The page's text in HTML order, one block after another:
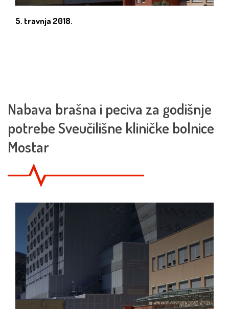
5. travnja 2018.
Nabava brašna i peciva za godišnje
potrebe Sveučilišne kliničke bolnice
Mostar